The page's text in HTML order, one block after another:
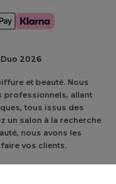
2026
et beauté. Nous
professionnels, allant
tous issus des
un salon à la recherche
nous avons les
vos clients.